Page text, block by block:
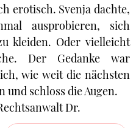
erotisch. Svenja dachte,
ausprobieren, sich
kleiden. Oder vielleicht
Der Gedanke war
wie weit die nächsten
schloss die Augen.
Dr.